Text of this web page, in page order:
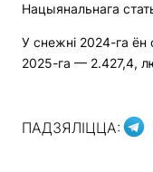
Нацыянальнага
У снежні 2024-га ён
2025-га — 2.427,4,
ПАДЗЯЛІЦЦА: